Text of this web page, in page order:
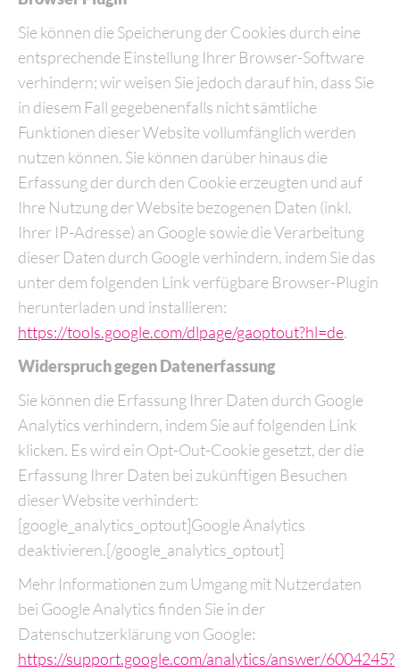
Sie können die Speicherung der Cookies durch eine
entsprechende Einstellung Ihrer Browser-Software
verhindern; wir weisen Sie jedoch darauf hin, dass Sie
in diesem Fall gegebenenfalls nicht sämtliche
Funktionen dieser Website vollumfänglich werden
nutzen können. Sie können darüber hinaus die
Erfassung der durch den Cookie erzeugten und auf
Ihre Nutzung der Website bezogenen Daten (inkl.
Ihrer IP-Adresse) an Google sowie die Verarbeitung
dieser Daten durch Google verhindern, indem Sie das
unter dem folgenden Link verfügbare Browser-Plugin
herunterladen und installieren:
https://tools.google.com/dlpage/gaoptout?hl=de.
Widerspruch gegen Datenerfassung
Sie können die Erfassung Ihrer Daten durch Google
Analytics verhindern, indem Sie auf folgenden Link
klicken. Es wird ein Opt-Out-Cookie gesetzt, der die
Erfassung Ihrer Daten bei zukünftigen Besuchen
dieser Website verhindert:
[google_analytics_optout]Google Analytics
deaktivieren.[/google_analytics_optout]
Mehr Informationen zum Umgang mit Nutzerdaten
bei Google Analytics finden Sie in der
Datenschutzerklärung von Google:
https://support.google.com/analytics/answer/6004245?